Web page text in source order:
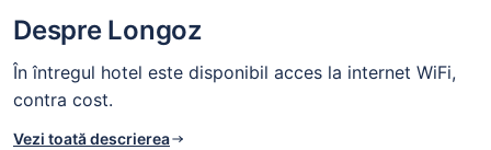
Despre Longoz
În întregul hotel este disponibil acces la internet WiFi,
contra cost.
Vezi toată descrierea